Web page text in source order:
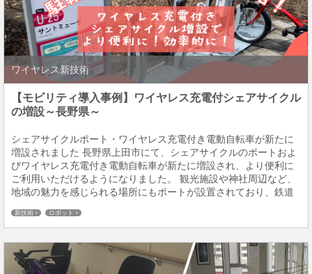
ワイヤレス新技術
【モビリティ導入事例】ワイヤレス充電付シェアサイクル
の増設～長野県～
シェアサイクルポート・ワイヤレス充電付き電動自転車が新たに
増設されました 長野県上田市にて、シェアサイクルのポートおよ
びワイヤレス充電付き電動自転車が新たに増設され、より便利に
ご利用いただけるようになりました。 観光施設や神社周辺など、
地域の魅力を感じられる場所にもポートが設置されており、鉄道
シュにも活用しやすい環境が整っています。ちょうど...
新技術 ロボット